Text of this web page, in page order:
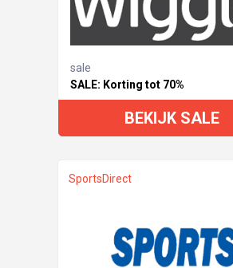
sale
SALE: Korting tot 70%
BEKIJK SALE
SportsDirect